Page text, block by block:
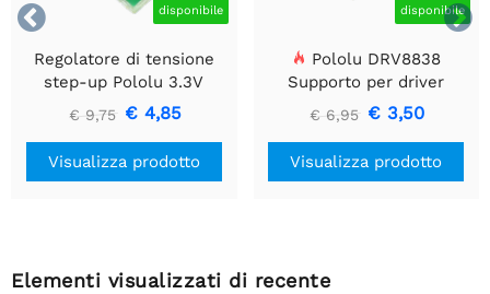

 disponibile
Regolatore di tensione
step-up Pololu 3.3V
U1V10F3
€ 9,75 € 4,85
Visualizza prodotto
disponibile
Pololu DRV8838
Supporto per driver
motore CC a spazzola
singola
€ 6,95 € 3,50
Visualizza prodotto
Elementi visualizzati di recente